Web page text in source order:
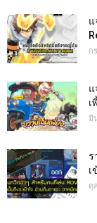
แ
ก
แ
เ
มี
ร
เ
ตุ